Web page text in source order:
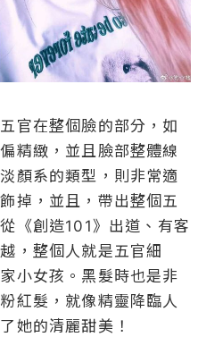
官在整個臉的部分，如
精緻，並且臉部整體線
顏系的類型，則非常適
掉，並且，帶出整個五
《創造101》出道、有客
，整個人就是五官細
小女孩。黑髮時也是非
紅髮，就像精靈降臨人
她的清麗甜美！